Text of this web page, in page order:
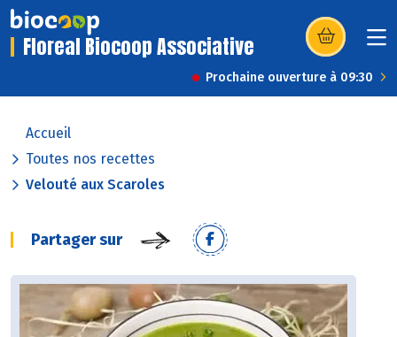
Floreal Biocoop Associative (s’ouvre dans
Prochaine ouverture à 09:30
Accueil
Toutes nos recettes
Velouté aux Scaroles
Partager sur